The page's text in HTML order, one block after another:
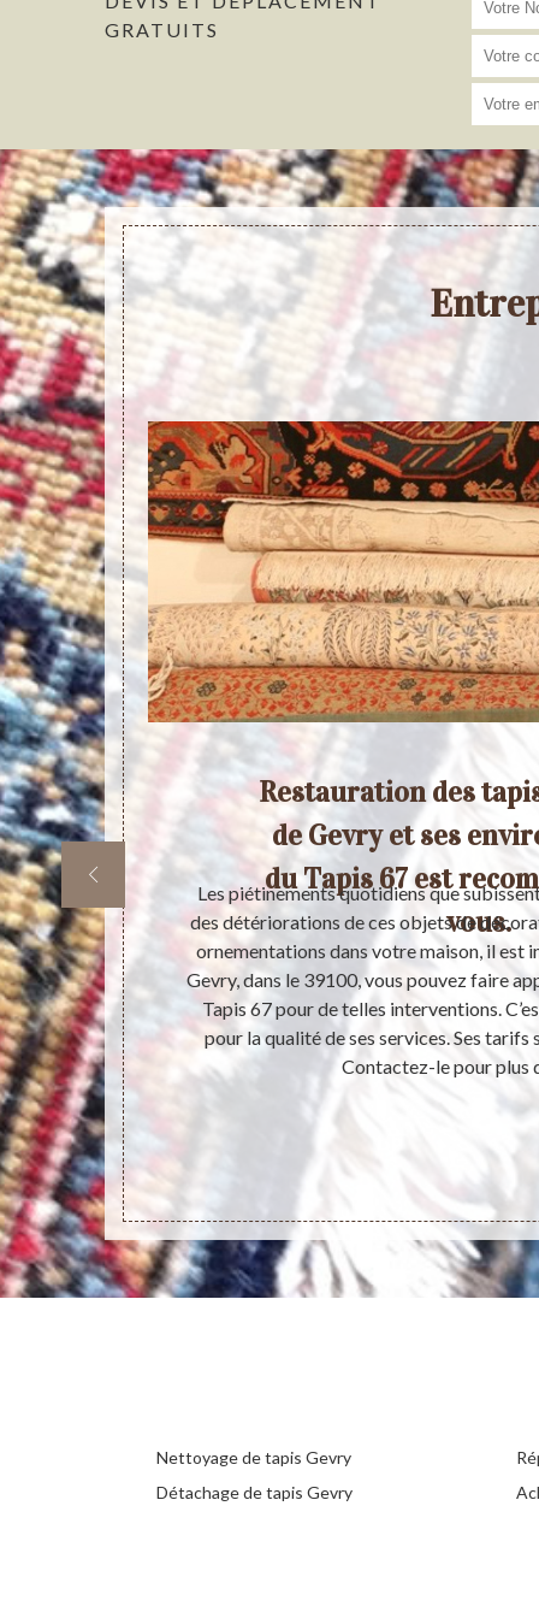
GRATUITS
une
s’abimer.
à un
de
Tapis 67.
à lui les
de détails,
Restauration des
de Gevry et ses
du Tapis 67 est
vous.
Les piétinements quotidiens que
des détériorations de ces objets de
ornementations dans votre maison, il est
Gevry, dans le 39100, vous pouvez faire
Tapis 67 pour de telles interventions.
pour la qualité de ses services. Ses
Contactez-le pour plus
Nettoyage de tapis Gevry
Détachage de tapis Gevry